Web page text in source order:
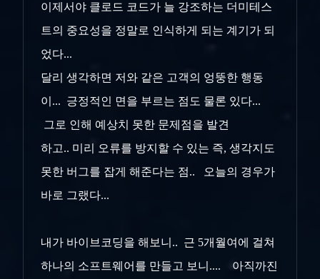
이제서야 클로드 코드가 늘 강조하는 더미테스
트의 중요성을 정말로 인식하게 되는 계기가 되
었다...
달리 생각하면 저와 같은 고객의 엉뚱한 행동
이... 긍정적인 면을 부르는 점도 물론 있다...
그로 인해 예상치 못한 문제점을 발견
하고.. 미리 오류를 방지할 수 있는 즉, 생각지도
못한 버그를 잡게 해준다는 점.. 오늘의 경우가
바로 그랬다...
내가 바이브코딩을 해보니.. 근 5개월여에 걸쳐
하나의 소프트웨어를 만들고 보니.... 아직까진